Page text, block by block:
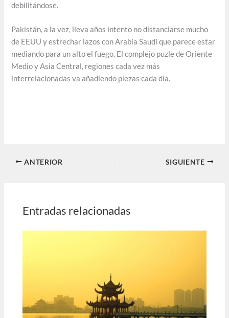
debilitándose.
Pakistán, a la vez, lleva años intento no distanciarse mucho
de EEUU y estrechar lazos con Arabia Saudí que parece estar
mediando para un alto el fuego. El complejo puzle de Oriente
Medio y Asia Central, regiones cada vez más
interrelacionadas va añadiendo piezas cada día.
ANTERIOR SIGUIENTE
Entradas relacionadas